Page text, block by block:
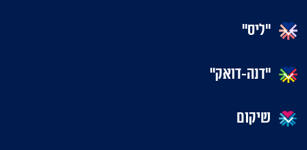
"ליס"
"דנה-דואק"
שיקום